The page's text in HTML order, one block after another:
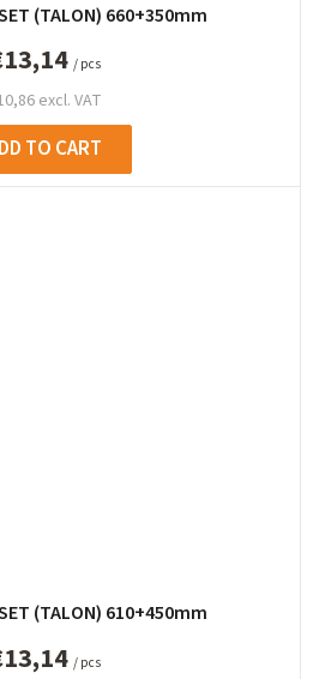
(TALON) 660+350mm
excl. VAT
/ pcs
TO CART
(TALON) 610+450mm
/ pcs